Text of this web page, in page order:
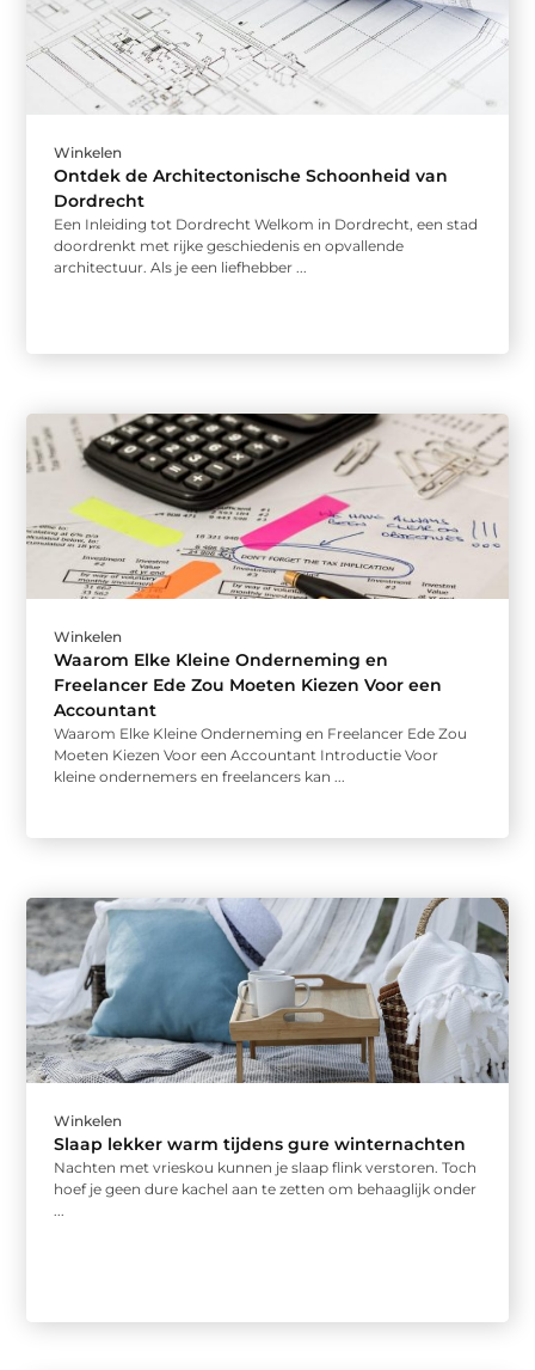
Winkelen
Ontdek de Architectonische Schoonheid van
Dordrecht
Een Inleiding tot Dordrecht Welkom in Dordrecht, een stad
doordrenkt met rijke geschiedenis en opvallende
architectuur. Als je een liefhebber ...
Winkelen
Waarom Elke Kleine Onderneming en
Freelancer Ede Zou Moeten Kiezen Voor een
Accountant
Waarom Elke Kleine Onderneming en Freelancer Ede Zou
Moeten Kiezen Voor een Accountant Introductie Voor
kleine ondernemers en freelancers kan ...
Winkelen
Slaap lekker warm tijdens gure winternachten
Nachten met vrieskou kunnen je slaap flink verstoren. Toch
hoef je geen dure kachel aan te zetten om behaaglijk onder
...